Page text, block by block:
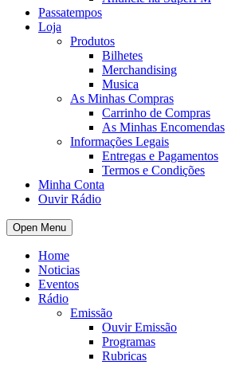
Passatempos
Loja
Produtos
Bilhetes
Merchandising
Musica
As Minhas Compras
Carrinho de Compras
As Minhas Encomendas
Informações Legais
Entregas e Pagamentos
Termos e Condições
Minha Conta
Ouvir Rádio
Open Menu
Home
Noticias
Eventos
Rádio
Emissão
Ouvir Emissão
Programas
Rubricas